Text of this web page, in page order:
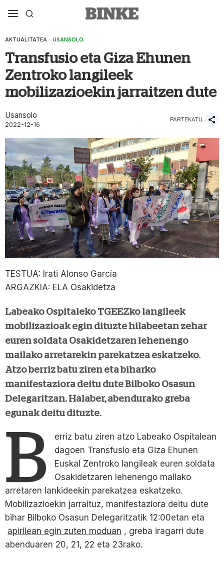
AKTUALITATEA · USANSOLO
Transfusio eta Giza Ehunen
Zentroko langileek
mobilizazioekin jarraitzen dute
Usansolo
2022-12-16
PARTEKATU
TESTUA: Irati Alonso García
ARGAZKIA: ELA Osakidetza
Labeako Ospitaleko TGEEZko langileek
mobilizazioak egin dituzte hilabeetan zehar
euren soldata Osakidetzaren lehenengo
mailako arretarekin parekatzea eskatzeko.
Atzo berriz batu ziren eta biharko
manifestaziora deitu dute Bilboko Osasun
Delegaritzan. Halaber, abendurako greba
egunak deitu dituzte.
B
erriz batu ziren atzo Labeako Ospitalean
dagoen Transfusio eta Giza Ehunen
Euskal Zentroko langileak euren soldata
Osakidetzaren lehenengo mailako
arretaren lankideekin parekatzea eskatzeko.
Mobilizazioekin jarraituz, manifestaziora deitu dute
bihar Bilboko Osasun Delegaritzatik 12:00etan eta
apirilean egin zuten moduan , greba iragarri dute
abenduaren 20, 21, 22 eta 23rako.